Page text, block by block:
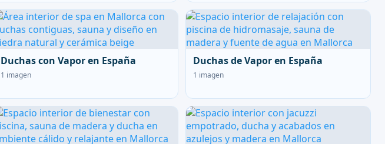
Duchas con Vapor en España
1 imagen
Duchas de Vapor en España
1 imagen